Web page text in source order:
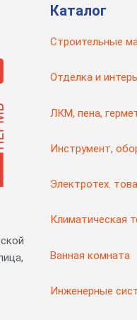
Каталог
Строительные
Отделка и
ЛКМ, пена,
Инструмент,
Электротех.
Климатическая
Ванная комната
Инженерные